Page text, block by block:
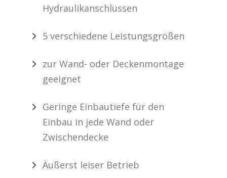
Hydraulikanschlüssen
5 verschiedene Leistungsgrößen
zur Wand- oder Deckenmontage
geeignet
Geringe Einbautiefe für den
Einbau in jede Wand oder
Zwischendecke
Äußerst leiser Betrieb